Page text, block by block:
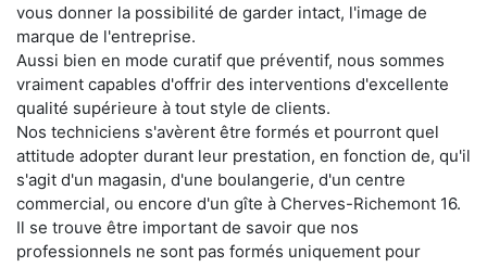
vous donner la possibilité de garder intact, l'image de
marque de l'entreprise.
Aussi bien en mode curatif que préventif, nous sommes
vraiment capables d'offrir des interventions d'excellente
qualité supérieure à tout style de clients.
Nos techniciens s'avèrent être formés et pourront quel
attitude adopter durant leur prestation, en fonction de, qu'il
s'agit d'un magasin, d'une boulangerie, d'un centre
commercial, ou encore d'un gîte à Cherves-Richemont 16.
Il se trouve être important de savoir que nos
professionnels ne sont pas formés uniquement pour